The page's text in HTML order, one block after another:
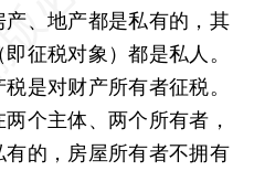
、地产都是私有的，其
征税对象）都是私人。
是对财产所有者征税。
个主体、两个所有者，
的，房屋所有者不拥有